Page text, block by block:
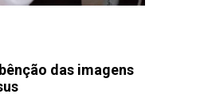
das imagens